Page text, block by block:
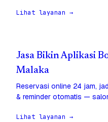
Lihat layanan →
Jasa Bikin Aplikasi
Malaka
Reservasi online 24 jam,
& reminder otomatis —
Lihat layanan →